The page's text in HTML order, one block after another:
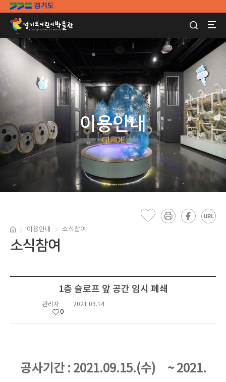
이용안내
GUIDE
이용안내 소식참여
소식참여
1층 슬로프 앞 공간 임시 폐쇄
관리자 2021.09.14
0
공사기간 : 2021.09.15.(수) ~ 2021.